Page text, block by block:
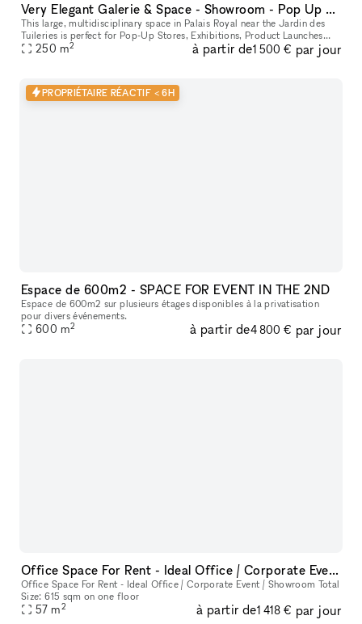
Very Elegant Galerie & Space - Showroom - Pop Up & Exhibitions in Tuileries Palais Royal
This large, multidisciplinary space in Palais Royal near the Jardin des
Tuileries is perfect for Pop-Up Stores, Exhibitions, Product Launches
and Fashion Week Sales Events. The lovely space consists
250 m2 à partir de1 500 € par jour
PROPRIÉTAIRE RÉACTIF < 6H
Espace de 600m2 - SPACE FOR EVENT IN THE 2ND
Espace de 600m2 sur plusieurs étages disponibles à la privatisation
pour divers événements.
600 m2 à partir de4 800 € par jour
Office Space For Rent - Ideal Office / Corporate Event / Showroom
Office Space For Rent - Ideal Office / Corporate Event / Showroom Total
Size: 615 sqm on one floor
57 m2 à partir de1 418 € par jour